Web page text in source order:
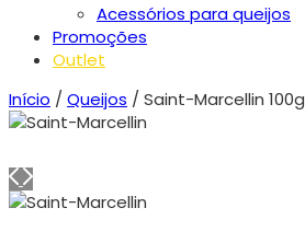
Acessórios para queijos
Promoções
Outlet
Início /Queijos / Saint-Marcellin 100g